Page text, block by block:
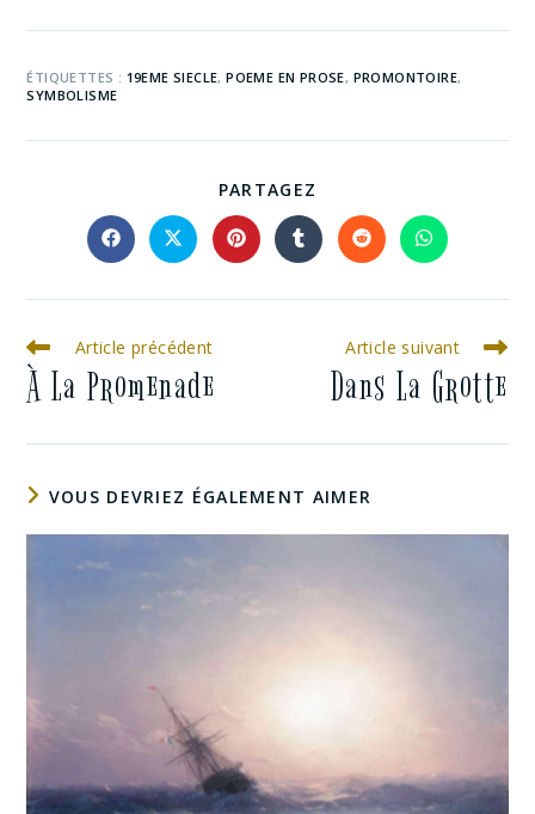
ÉTIQUETTES : 19EME SIECLE, POEME EN PROSE, PROMONTOIRE,
SYMBOLISME
PARTAGEZ
Article précédent
À La Promenade
Article suivant
Dans La Grotte
VOUS DEVRIEZ ÉGALEMENT AIMER